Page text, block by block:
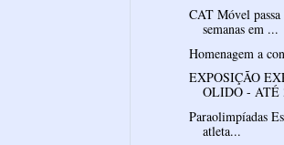
CAT Móvel passa
semanas em ...
Homenagem a
EXPOSIÇÃO
OLIDO - ATÉ
Paraolimpíadas
atleta...